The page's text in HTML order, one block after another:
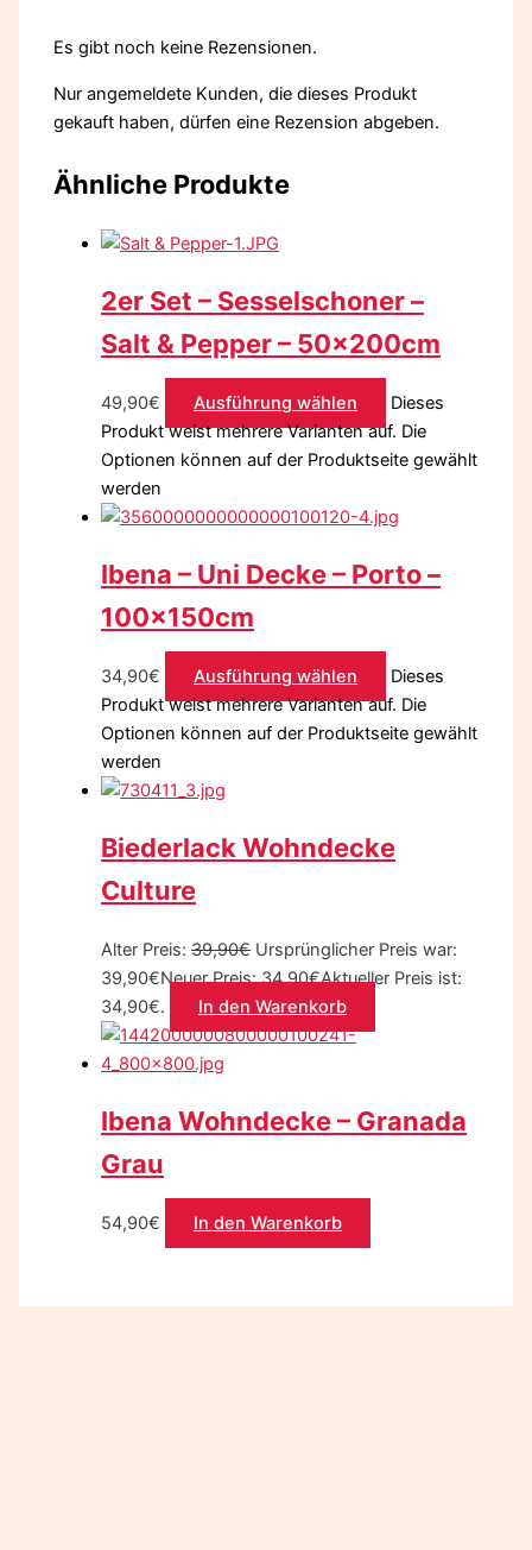
Es gibt noch keine Rezensionen.
Nur angemeldete Kunden, die dieses Produkt
gekauft haben, dürfen eine Rezension abgeben.
Ähnliche Produkte
2er Set – Sesselschoner –
Salt & Pepper – 50x200cm
49,90€ Ausführung wählen
Dieses
Produkt weist mehrere Varianten auf. Die
Optionen können auf der Produktseite gewählt
werden
Ibena – Uni Decke – Porto –
100x150cm
34,90€ Ausführung wählen
Dieses
Produkt weist mehrere Varianten auf. Die
Optionen können auf der Produktseite gewählt
werden
Biederlack Wohndecke
Culture
Alter Preis: 39,90€ Ursprünglicher Preis war:
39,90€Neuer Preis: 34,90€Aktueller Preis ist:
34,90€.
In den Warenkorb
Ibena Wohndecke – Granada
Grau
54,90€ In den Warenkorb